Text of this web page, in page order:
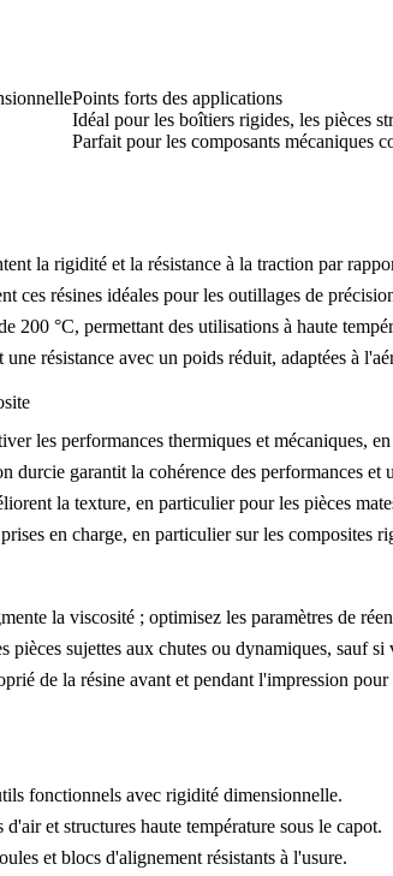
Points forts des applications
Idéal pour les boîtiers rigides, les pièces
Parfait pour les composants mécaniques
la rigidité et la résistance à la traction par
ces résines idéales pour les outillages de
200 °C, permettant des utilisations à haute
résistance avec un poids réduit, adaptées à
les performances thermiques et mécaniques,
durcie garantit la cohérence des performances et
la texture, en particulier pour les pièces
en charge, en particulier sur les composites
la viscosité ; optimisez les paramètres de
pièces sujettes aux chutes ou dynamiques, sauf
de la résine avant et pendant l'impression
fonctionnels avec rigidité dimensionnelle.
et structures haute température sous le capot.
et blocs d'alignement résistants à l'usure.